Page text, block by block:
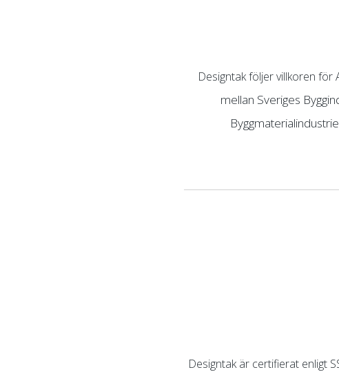
Designtak följer villkoren för
mellan Sveriges
Designtak är certifierat enligt